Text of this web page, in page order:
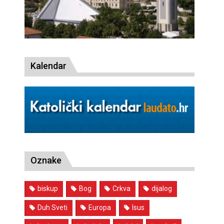
Kalendar
Oznake
biskup Bog Crkva dijalog
Duh Sveti Europa Isus